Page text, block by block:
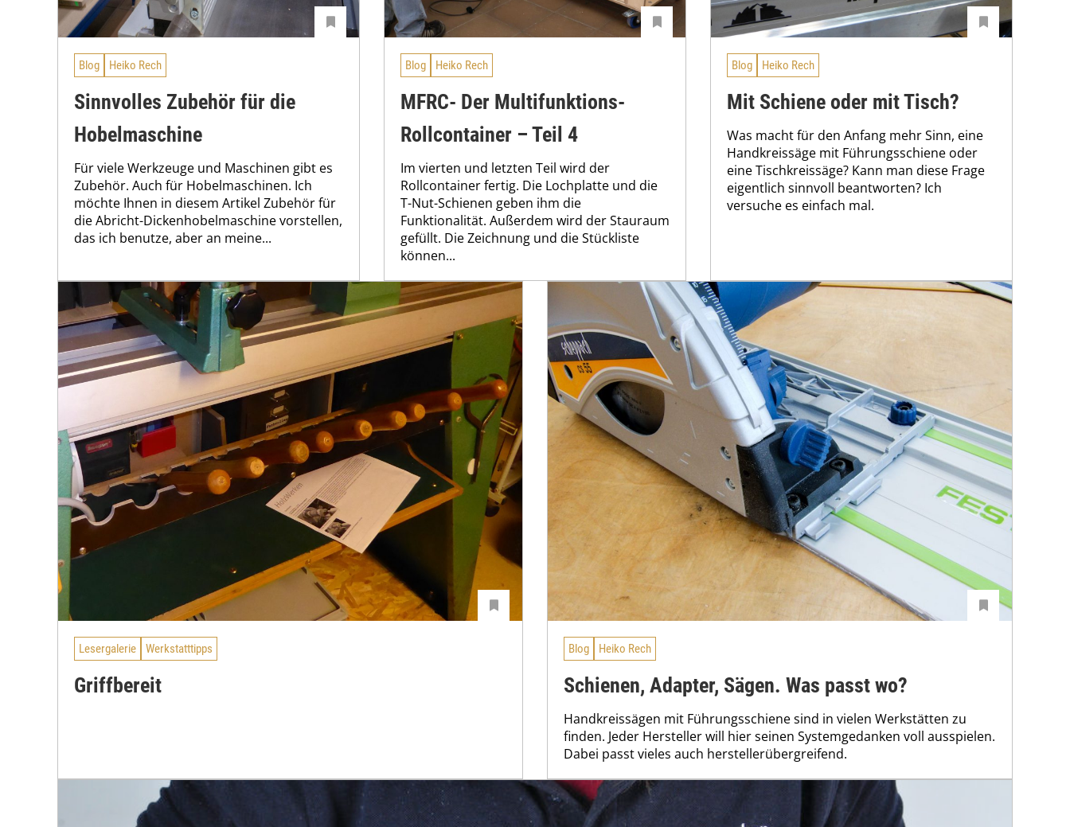
Blog Heiko Rech
Sinnvolles Zubehör für die
Hobelmaschine
Für viele Werkzeuge und Maschinen gibt es
Zubehör. Auch für Hobelmaschinen. Ich
möchte Ihnen in diesem Artikel Zubehör für
die Abricht-Dickenhobelmaschine vorstellen,
das ich benutze, aber an meine...
Blog Heiko Rech
MFRC- Der Multifunktions-
Rollcontainer – Teil 4
Im vierten und letzten Teil wird der
Rollcontainer fertig. Die Lochplatte und die
T-Nut-Schienen geben ihm die
Funktionalität. Außerdem wird der Stauraum
gefüllt. Die Zeichnung und die Stückliste
können...
Blog Heiko Rech
Mit Schiene oder mit Tisch?
Was macht für den Anfang mehr Sinn, eine
Handkreissäge mit Führungsschiene oder
eine Tischkreissäge? Kann man diese Frage
eigentlich sinnvoll beantworten? Ich
versuche es einfach mal.
Lesergalerie Werkstatttipps
Griffbereit
Blog Heiko Rech
Schienen, Adapter, Sägen. Was passt wo?
Handkreissägen mit Führungsschiene sind in vielen Werkstätten zu
finden. Jeder Hersteller will hier seinen Systemgedanken voll ausspielen.
Dabei passt vieles auch herstellerübergreifend.